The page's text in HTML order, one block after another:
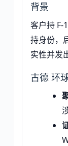
背景
客户持 F-
持身份，
实性并发
古德 环